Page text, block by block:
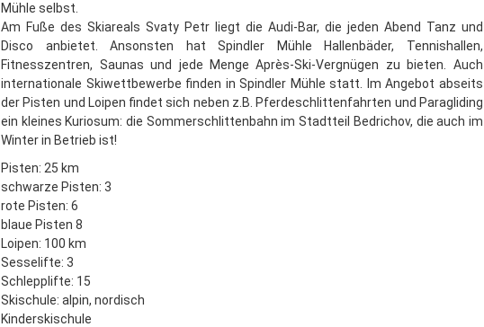
Mühle selbst.
Am Fuße des Skiareals Svaty Petr liegt die Audi-Bar, die jeden Abend Tanz und
Disco anbietet. Ansonsten hat Spindler Mühle Hallenbäder, Tennishallen,
Fitnesszentren, Saunas und jede Menge Après-Ski-Vergnügen zu bieten. Auch
internationale Skiwettbewerbe finden in Spindler Mühle statt. Im Angebot abseits
der Pisten und Loipen findet sich neben z.B. Pferdeschlittenfahrten und Paragliding
ein kleines Kuriosum: die Sommerschlittenbahn im Stadtteil Bedrichov, die auch im
Winter in Betrieb ist!
Pisten: 25 km
schwarze Pisten: 3
rote Pisten: 6
blaue Pisten 8
Loipen: 100 km
Sesselifte: 3
Schlepplifte: 15
Skischule: alpin, nordisch
Kinderskischule